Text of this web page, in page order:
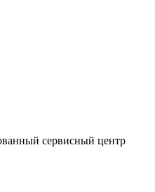
сервисный центр